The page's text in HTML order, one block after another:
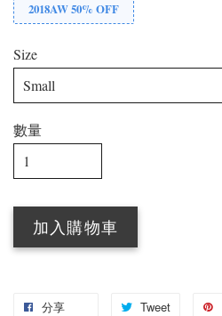
2018AW 50% OFF
Size
數量
加入購物車
分享 Tweet